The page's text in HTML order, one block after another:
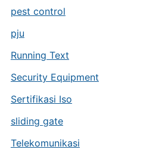
pest control
pju
Running Text
Security Equipment
Sertifikasi Iso
sliding gate
Telekomunikasi